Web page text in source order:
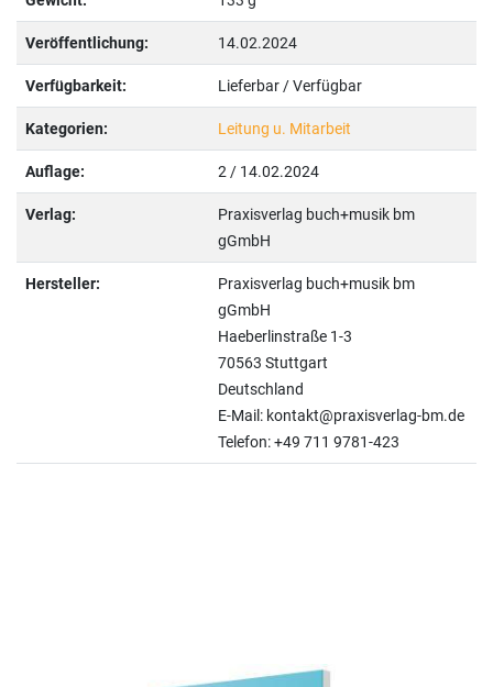
Veröffentlichung: 14.02.2024
Verfügbarkeit: Lieferbar / Verfügbar
Kategorien: Leitung u. Mitarbeit
Auflage: 2 / 14.02.2024
Verlag:
Praxisverlag buch+musik bm
gGmbH
Hersteller:
Praxisverlag buch+musik bm
gGmbH
Haeberlinstraße 1-3
70563 Stuttgart
Deutschland
E-Mail: kontakt@praxisverlag-bm.de
Telefon: +49 711 9781-423